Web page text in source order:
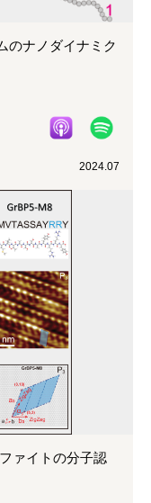
のナノダイナミク
2024.07
ァイトの分子認